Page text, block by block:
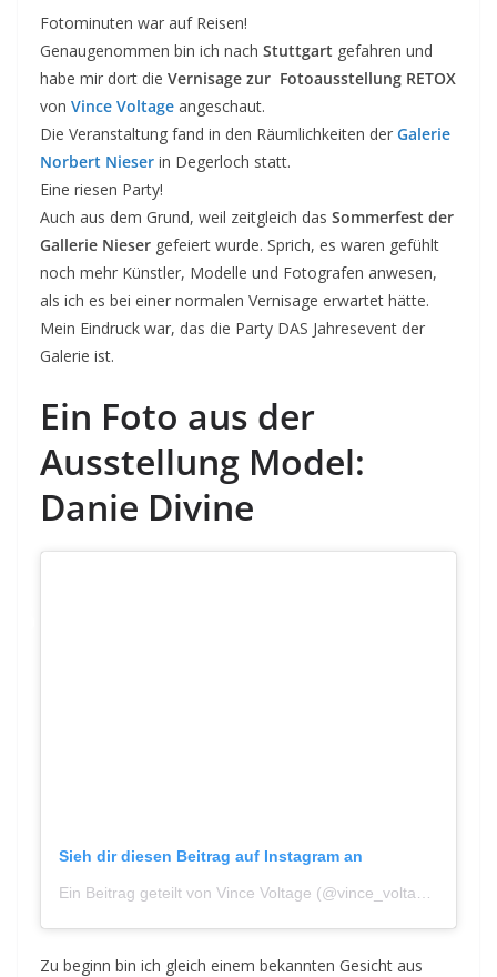
Fotominuten war auf Reisen!
Genaugenommen bin ich nach Stuttgart gefahren und
habe mir dort die Vernisage zur Fotoausstellung RETOX
von Vince Voltage angeschaut.
Die Veranstaltung fand in den Räumlichkeiten der Galerie
Norbert Nieser in Degerloch statt.
Eine riesen Party!
Auch aus dem Grund, weil zeitgleich das Sommerfest der
Gallerie Nieser gefeiert wurde. Sprich, es waren gefühlt
noch mehr Künstler, Modelle und Fotografen anwesen,
als ich es bei einer normalen Vernisage erwartet hätte.
Mein Eindruck war, das die Party DAS Jahresevent der
Galerie ist.
Ein Foto aus der
Ausstellung Model:
Danie Divine
Sieh dir diesen Beitrag auf Instagram an
Ein Beitrag geteilt von Vince Voltage (@vince_voltage)
Zu beginn bin ich gleich einem bekannten Gesicht aus